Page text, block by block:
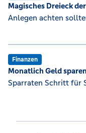
Magisches Dreieck
Anlegen achten
Finanzen
Monatlich Geld
Sparraten Schritt für